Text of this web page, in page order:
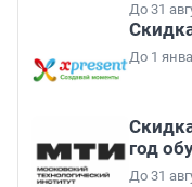
До 31
До 1
год
До 31